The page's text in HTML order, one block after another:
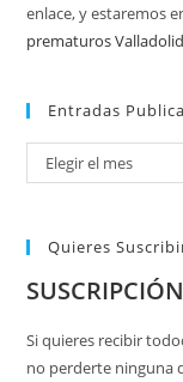
enlace, y estaremos
prematuros Valladolid
Entradas
Elegir el mes
Quieres
Si quieres recibir
no perderte ninguna